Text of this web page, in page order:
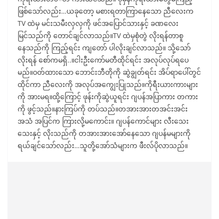
ဖြစ်သော်လည်း…ယခုတော့ မစားရတာကြာနေသော ညီလေးက
TV ထဲမှ မင်းသမီးလှလှကို ဖင်အပြောင်သားနှင့် ခဏလေး
မြင်သည်ကို တောင်ချင်လာသည်။TV ထဲမှစုံတွဲ လိုးရန်တာစူ
နေသည်ကို ကြည့်ရင်း ကျတော် ပါလိုးချင်လာသည်။ သို့သော်
လိုးရန် စော်ကမရှိ..။ငါးဦးကော်မတီထိုင်ရင်း အလုပ်လုပ်ရပေ
မည်။ဝတ်ထားသော ဘောင်းဘီတိုကို ဆွဲချွတ်ရင်း အိပ်ရာပေါ်တွင်
ထိုင်ကာ ညီလေးကို အလုပ်အကျွေးပြုသည်။ကိုရီးယားကားများ
ကို အားမရ။ထို့ကြောင့် ဖုန်းကိုဆွဲယူရင်း ဂျပန်အပြာကား တကား
ကို ဖွင့်သည်။နားကြပ်ကို တပ်သည်။တအားအားတအင်းအင်း
အသံ အပြင်က ကြားလို့မကောင်း။ ဂျပန်ကောင်များ လီးသေး
သေးနှင့် လိုးသည်ကို တအားအားအော်နေသော ဂျပန်မများကို
ရယ်ချင်သော်လည်း…သူတို့အော်သံများက ဖီးလ်ပိုလာသည်။